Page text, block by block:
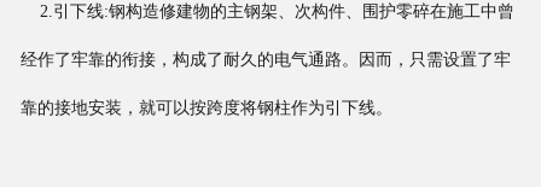
2.引下线:钢构造修建物的主钢架、次构件、围护零碎在施工中曾
经作了牢靠的衔接，构成了耐久的电气通路。因而，只需设置了牢
靠的接地安装，就可以按跨度将钢柱作为引下线。